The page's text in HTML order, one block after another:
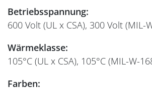
Betriebsspannung:
600 Volt (UL x CSA), 300 Volt (MIL-
Wärmeklasse:
105°C (UL x CSA), 105°C (MIL-W-
Farben: